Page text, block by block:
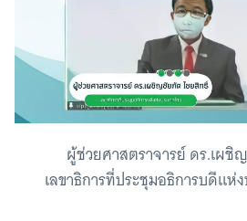
ผู้ช่วยศาสตราจารย์ ดร.เผ
เลขาธิการที่ประชุมอธิการบดีแห่